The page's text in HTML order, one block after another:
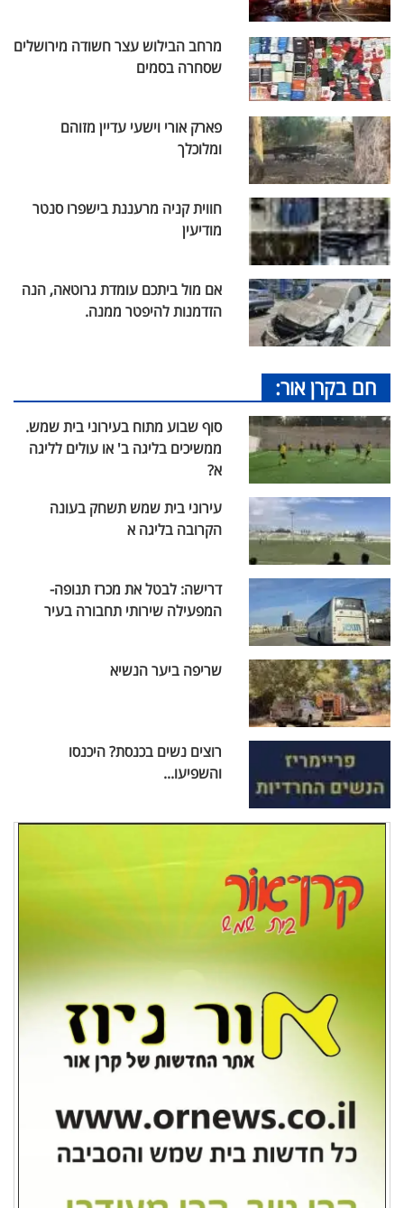
מרחב הבילוש עצר חשודה מירושלים
שסחרה בסמים
פארק אורי וישעי עדיין מזוהם
ומלוכלך
חווית קניה מרעננת בישפרו סנטר
מודיעין
אם מול ביתכם עומדת גרוטאה, הנה
הזדמנות להיפטר ממנה.
חם בקרן אור:
סוף שבוע מתוח בעירוני בית שמש.
ממשיכים בליגה ב' או עולים לליגה
א?
עירוני בית שמש תשחק בעונה
הקרובה בליגה א
דרישה: לבטל את מכרז תנופה-
המפעילה שירותי תחבורה בעיר
שריפה ביער הנשיא
רוצים נשים בכנסת? היכנסו
והשפיעו...